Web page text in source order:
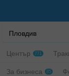
Пловдив
Център 771
За бизнеса 85